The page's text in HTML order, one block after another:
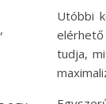
Utóbbi
tudja,